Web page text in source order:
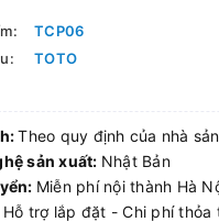
TCP06
TOTO
Theo quy định của nhà
sản xuất: Nhật Bản
Miễn phí nội thành Hà
trợ lắp đặt - Chi phí thỏa